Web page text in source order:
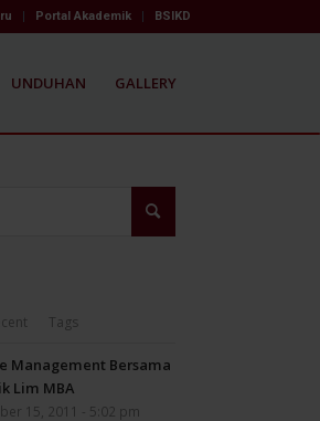
Portal Akademik BSIKD
UNDUHAN GALLERY
Tags
Management Bersama
Lim MBA
15, 2011 - 5:02 pm